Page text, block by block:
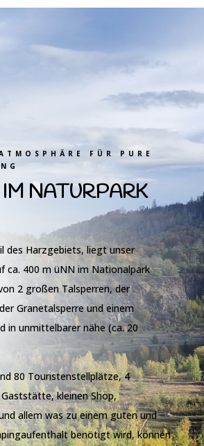
FÜR PURE
NATURPARK
des Harzgebiets, liegt unser
ca. 400 m üNN im Nationalpark
2 großen Talsperren, der
Granetalsperre und einem
in unmittelbarer nähe (ca. 20
80 Touristenstellplätze, 4
kleinen Shop,
allem was zu einem guten und
benötigt wird, können